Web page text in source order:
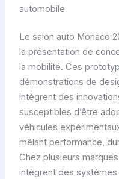
automobile
Le salon auto Monaco
la présentation de
la mobilité. Ces
démonstrations de
intègrent des
susceptibles d’être
véhicules
mêlant performance,
Chez plusieurs
intègrent des